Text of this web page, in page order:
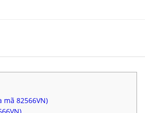
mã 82566VN)